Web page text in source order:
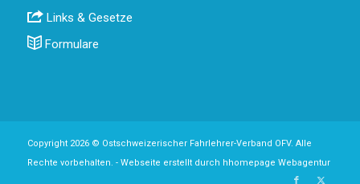
Links & Gesetze
Formulare
Copyright 2026 © Ostschweizerischer Fahrlehrer-Verband OFV. Alle
Rechte vorbehalten. - Webseite erstellt durch hhomepage Webagentur